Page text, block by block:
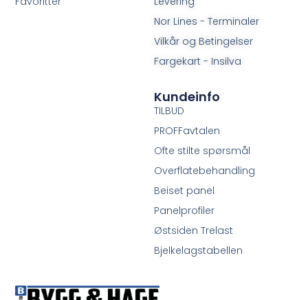
Nor Lines - Terminaler
Vilkår og Betingelser
Fargekart - Insilva
Kundeinfo
TILBUD
PROFFavtalen
Ofte stilte spørsmål
Overflatebehandling
Beiset panel
Panelprofiler
Østsiden Trelast
Bjelkelagstabellen